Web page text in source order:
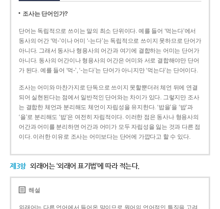
조사는 단어인가?
단어는 독립적으로 쓰이는 말의 최소 단위이다. 예를 들어 ‘먹는다’에서
동사의 어간 ‘먹-­’이나 어미 ‘­-는다’는 독립적으로 쓰이지 못하므로 단어가
아니다. 그래서 동사나 형용사의 어간과 여기에 결합하는 어미는 단어가
아니다. 동사의 어간이나 형용사의 어간은 어미와 서로 결합해야만 단어
가 된다. 예를 들어 ‘먹-’, ‘-는다’는 단어가 아니지만 ‘먹는다’는 단어이다.
조사는 어미와 마찬가지로 단독으로 쓰이지 못할뿐더러 체언 뒤에 연결
되어 실현된다는 점에서 일반적인 단어와는 차이가 있다. 그렇지만 조사
는 결합한 체언과 분리해도 체언이 자립성을 유지한다. ‘밥을’을 ‘밥’과
‘을’로 분리해도 ‘밥’은 여전히 자립적이다. 이러한 점은 동사나 형용사의
어간과 어미를 분리하면 어간과 어미가 모두 자립성을 잃는 것과 다른 점
이다. 이러한 이유로 조사는 어미보다는 단어에 가깝다고 할 수 있다.
제3항 외래어는 ‘외래어 표기법’에 따라 적는다.
해설
외래어는 다른 언어에서 들어온 말이므로 원어의 언어적인 특징을 고려